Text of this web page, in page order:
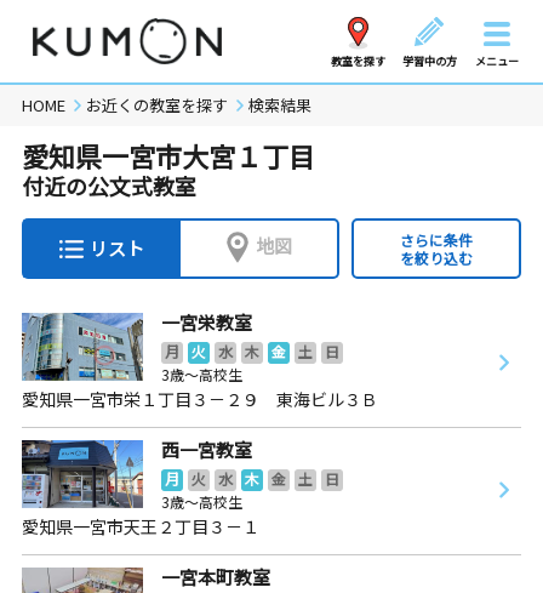
教室を探す 学習中の方 メニュー
HOME お近くの教室を探す 検索結果
愛知県一宮市大宮１丁目
付近の公文式教室
リスト 地図
さらに条件
を絞り込む
一宮栄教室
月 火 水 木 金 土
日
3歳～高校生
愛知県一宮市栄１丁目３－２９ 東海ビル３Ｂ
西一宮教室
月 火 水 木 金 土
日
3歳～高校生
愛知県一宮市天王２丁目３－１
一宮本町教室